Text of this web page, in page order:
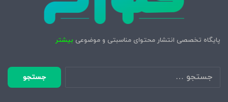
پایگاه تخصصی انتشار محتوای مناسبتی و موضوعی بیشتر
جستجو
برای: